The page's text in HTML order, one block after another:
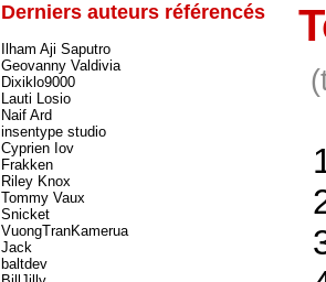
Derniers auteurs référencés
Ilham Aji Saputro
Geovanny Valdivia
Dixiklo9000
Lauti Losio
Naif Ard
insentype studio
Cyprien Iov
Frakken
Riley Knox
Tommy Vaux
Snicket
VuongTranKamerua
Jack
baltdev